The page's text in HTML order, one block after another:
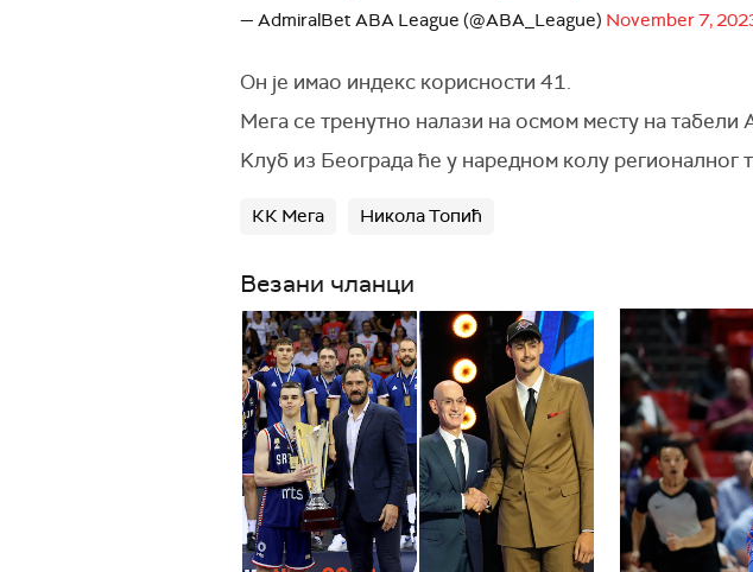
— AdmiralBet ABA League (@ABA_League) November 7,
Он је имао индекс корисности 41.
Мега се тренутно налази на осмом месту на
Kлуб из Београда ће у наредном колу
КК Мега Никола Топић
Везани чланци